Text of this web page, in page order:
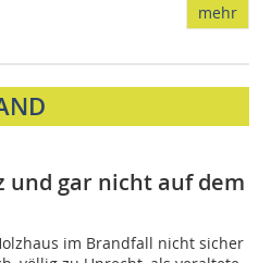
mehr
und gar nicht auf dem
im Brandfall nicht sicher